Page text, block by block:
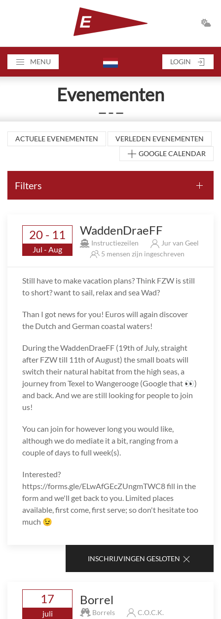
MENU LOGIN
Evenementen
— – —
ACTUELE EVENEMENTEN
VERLEDEN EVENEMENTEN
GOOGLE CALENDAR
Filters
20 - 11
Jul - Aug
WaddenDraeFF
Instructiezeilen
Jur van Geel
5 mensen zijn ingeschreven
Still have to make vacation plans? Think FZW is still
to short? want to sail, relax and sea Wad?
Than I got news for you! Euros will again discover
the Dutch and German coastal waters!
During the WaddenDraeFF (19th of July, straight
after FZW till 11th of August) the small boats will
switch their natural habitat from the high seas, a
journey from Texel to Wangerooge (Google that 👀)
and back. And we are still looking for people to join
us!
You can join for however long you would like,
although we do mediate it a bit, ranging from a
couple of days to full week(s).
Interested?
https://forms.gle/ELwAfGEcZUngmTWC8 fill in the
form and we'll get back to you. Limited places
available, first come, first serve; so don't hesitate too
much 😉
INSCHRIJVINGEN GESLOTEN
17
juli
Borrel
Borrels C.O.C.K.